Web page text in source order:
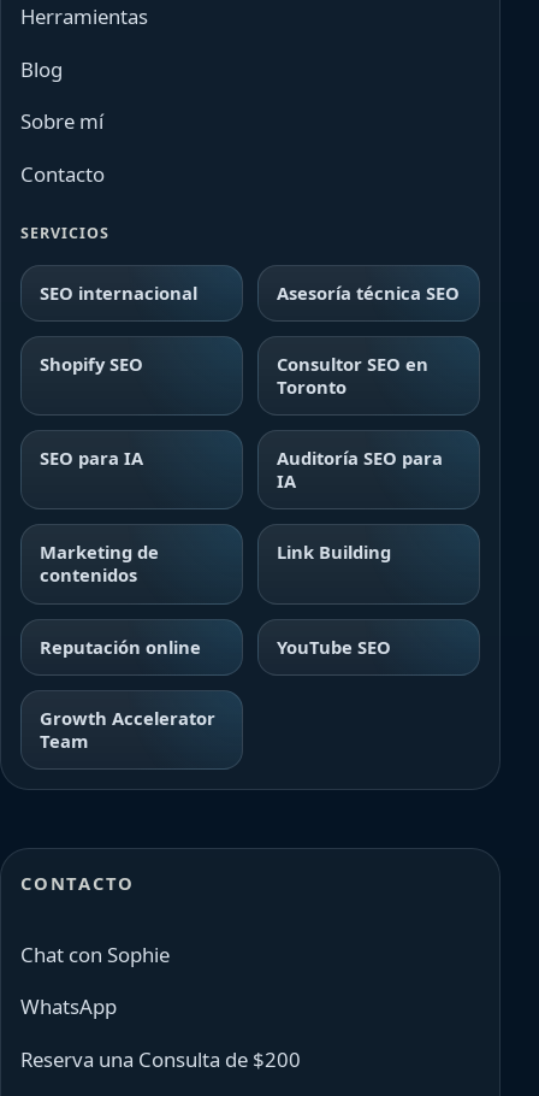
Herramientas
Blog
Sobre mí
Contacto
SERVICIOS
SEO internacional Asesoría técnica SEO
Shopify SEO
Consultor SEO en
Toronto
SEO para IA
Auditoría SEO para
IA
Marketing de
contenidos
Link Building
Reputación online YouTube SEO
Growth Accelerator
Team
CONTACTO
Chat con Sophie
WhatsApp
Reserva una Consulta de $200